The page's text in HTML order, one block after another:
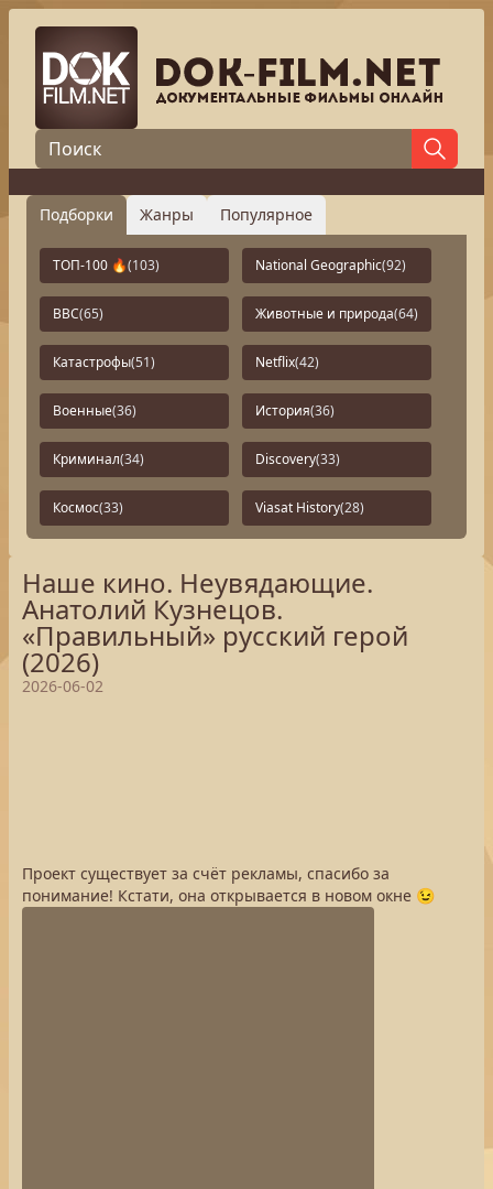
Подборки Жанры Популярное
ТОП-100 🔥(103) National Geographic(92)
BBC(65) Животные и природа(64)
Катастрофы(51) Netflix(42)
Военные(36) История(36)
Криминал(34) Discovery(33)
Космос(33) Viasat History(28)
Наше кино. Неувядающие.
Анатолий Кузнецов.
«Правильный» русский герой
(2026)
2026-06-02
Проект существует за счёт рекламы, спасибо за
понимание! Кстати, она открывается в новом окне 😉